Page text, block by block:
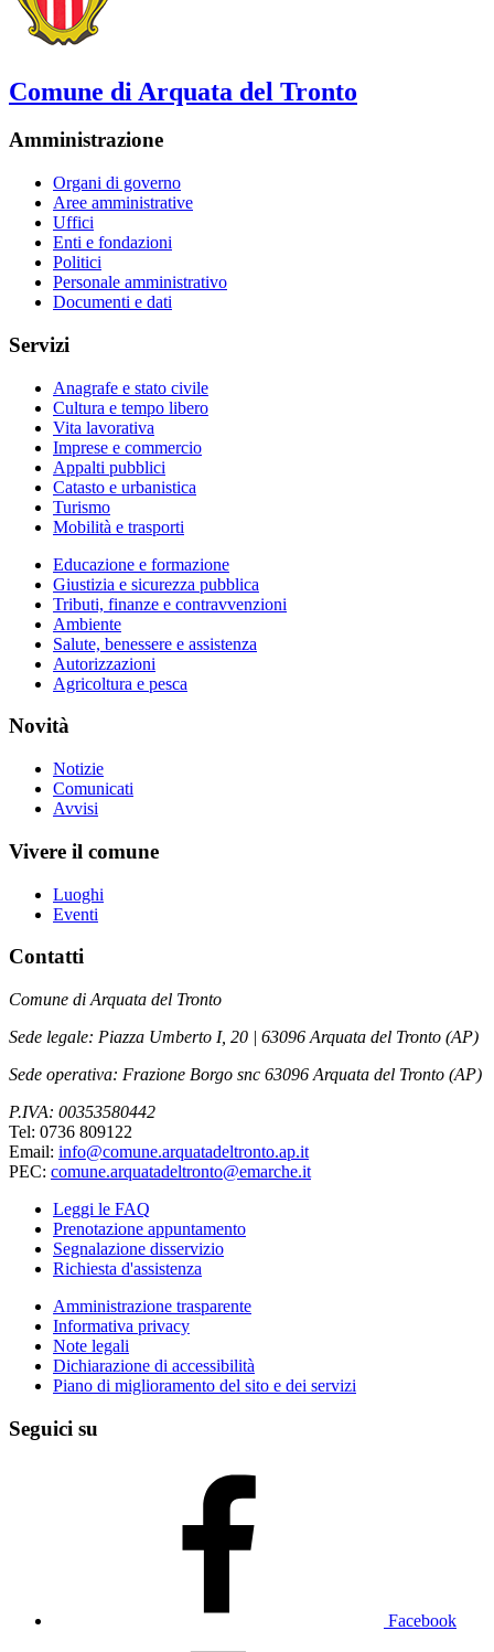
Comune di Arquata del Tronto
Amministrazione
Organi di governo
Aree amministrative
Uffici
Enti e fondazioni
Politici
Personale amministrativo
Documenti e dati
Servizi
Anagrafe e stato civile
Cultura e tempo libero
Vita lavorativa
Imprese e commercio
Appalti pubblici
Catasto e urbanistica
Turismo
Mobilità e trasporti
Educazione e formazione
Giustizia e sicurezza pubblica
Tributi, finanze e contravvenzioni
Ambiente
Salute, benessere e assistenza
Autorizzazioni
Agricoltura e pesca
Novità
Notizie
Comunicati
Avvisi
Vivere il comune
Luoghi
Eventi
Contatti
Comune di Arquata del Tronto
Sede legale: Piazza Umberto I, 20 | 63096 Arquata del Tronto (AP)
Sede operativa: Frazione Borgo snc 63096 Arquata del Tronto (AP)
P.IVA: 00353580442
Tel: 0736 809122
Email: info@comune.arquatadeltronto.ap.it
PEC: comune.arquatadeltronto@emarche.it
Leggi le FAQ
Prenotazione appuntamento
Segnalazione disservizio
Richiesta d'assistenza
Amministrazione trasparente
Informativa privacy
Note legali
Dichiarazione di accessibilità
Piano di miglioramento del sito e dei servizi
Seguici su
Facebook